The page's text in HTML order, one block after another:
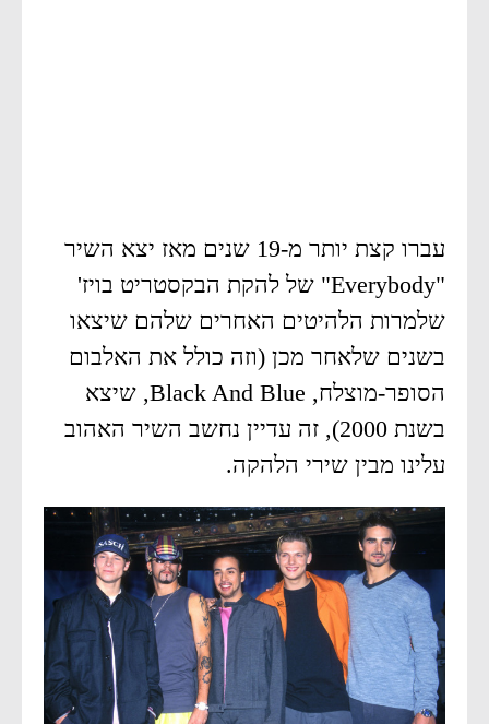
עברו קצת יותר מ-19 שנים מאז יצא השיר
"Everybody" של להקת הבקסטריט בויז'
שלמרות הלהיטים האחרים שלהם שיצאו
בשנים שלאחר מכן (וזה כולל את האלבום
הסופר-מוצלח, Black And Blue, שיצא
בשנת 2000), זה עדיין נחשב השיר האהוב
עלינו מבין שירי הלהקה.